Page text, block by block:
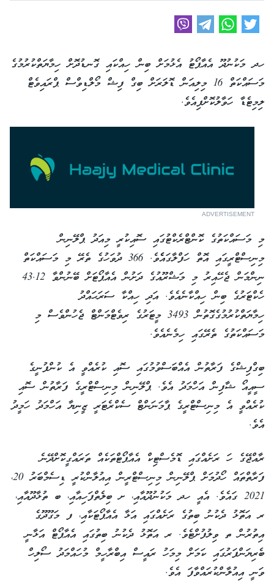
ހދ މަކުނުދޫ އެއާޕޯޓު އެޅުމަށް ބިން ހިއްކައި ގޮނޑުދޮށް ހިމާޔަތްކުރުމުގެ
މަސައްކަތް 16 މިލިއަން ޑޮލަރަށް ބިގް ފިޝް މޯލްޑިވްސް ޕްރައިވެޓް
ލިމިޓެޑާ ހަވާލުކޮށްފިއެވެ.
ADVERTISEMENT
މި މަސައްކަތުގެ ކޮންޓްރެކްޓުގައި ސޮއިކުރީ މިއަދު ޕްލޭނިން
މިނިސްޓްރީގައި އޮތް ހަފްލާގައެެވެ. 366 ދުވަހުގެ ތެރޭ މި މަސައްކަތް
ނިންމަން ޖެހޭއިރު މި މަޝްރޫއުގެ ދަށުން އެއާޕޯޓަށް ބޭނުންވާ 43.12
ހެކްޓަރުގެ ބިން ހިއްކާނެއެވެ. އަދި ހިއްކާ ސަރަޙައްދު
ހިމާޔަތްކުރުމުގެގޮތުން 3493 މީޓަރުގެ ރިވެޓްމަންޓް ޖެހުންވެސް މި
މަސައްކަތުގެ ތެރޭގައި ހިމެނެއެވެ.
ބިގްފިޝްގެ ފަރާތުން އެއްބަސްވުމުގައި ސޮއި ކުރެއްވީ އެ ކުންފުނީގެ
ސީއީއޯ ޝާފިން އަހްމަދު އެވެ. ޕްލޭނިން މިނިސްޓްރީގެ ފަރާތުން ސޮއި
ކުރެއްވީ އެ މިނިސްޓްރީގެ ޕާމަނަންޓް ސެކްރެޓަރީ ޒީނިޔާ އަހްމަދު ހަމީދު
އެވެ.
ރާއްޖޭގެ ހަ ރަށެއްގައި ޑޮމެސްޓިކް އެއާޕޯޓްތަކެއް ތަރައްގީކޮށްދޭނެ
ފަރާތްތައް ހޯދުމަށް ޕްލޭނިން މިނިސްޓްރީން އިއުލާންކުރީ ޑިސެމްބަރު 20،
2021 ގައެވެ. އެއީ ހދ މަކުނުދޫއާއި، ށ ބިލެތްފަހިއާއި، ބ ތުޅާދޫއާއި،
ރ އަތޮޅު ދެކުނު ބިތުގެ ރަށެއްގައި އަޅާ އެއާޕޯޓަކާއި، ފ މަގޫދޫގެ
އިތުރުން ތ ވިލުފުށްޓެވެ. ރ އަތޮޅު ދެކުނު ބިތުގައި އެއާޕޯޓް އަޅާނީ
ބެރިޔަންފަރުގައި ކަމަށް މިމަހު ރައީސް އިބްރާހީމް މުހައްމަދު ސޯލިހް
ވަނީ އިއުލާންކުރައްވާފަ އެވެ.